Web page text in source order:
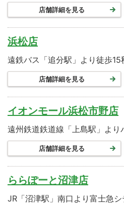
店舗詳細を見る
浜松店
遠鉄バス「追分駅」より徒歩15
店舗詳細を見る
イオンモール浜松市野店
遠州鉄道鉄道線「上島駅」より
店舗詳細を見る
ららぽーと沼津店
JR「沼津駅」南口より富士急シ